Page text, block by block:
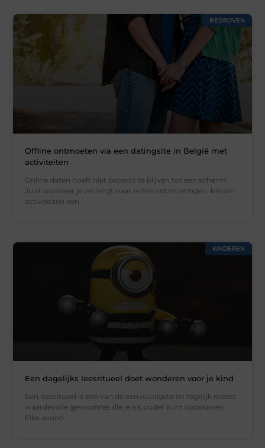
BEDRIJVEN
Offline ontmoeten via een datingsite in België met
activiteiten
Online daten hoeft niet beperkt te blijven tot een scherm.
Juist wanneer je verlangt naar echte ontmoetingen, bieden
activiteiten een
KINDEREN
Een dagelijks leesritueel doet wonderen voor je kind
Een leesritueel is een van de eenvoudigste en tegelijk meest
waardevolle gewoontes die je als ouder kunt opbouwen.
Elke avond